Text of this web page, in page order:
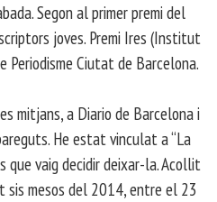
Segon al primer premi del
joves. Premi Ires (Institut
Periodisme Ciutat de Barcelona.
mitjans, a Diario de Barcelona i
He estat vinculat a “La
que vaig decidir deixar-la. Acollit
mesos del 2014, entre el 23